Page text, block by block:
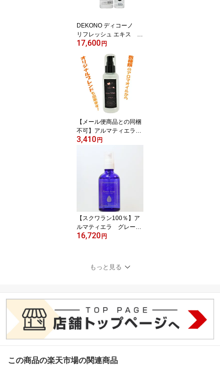
DEKONO ディコーノ
リフレッシュ エキス 1
00ml肌トラブルが気にな
ン100％
17,600 円
【メール便商品との同梱
不可】アルマティエラ
天然系ヘアオイル 100
ト ヘアーオイル【GON
美容室オリジナル】
3,410 円
【スクワラン100％】ア
ルマティエラ グレース
ドロップ 100ml（リフ
室オリジナル
16,720 円
もっと見る
この商品の楽天市場の関連商品